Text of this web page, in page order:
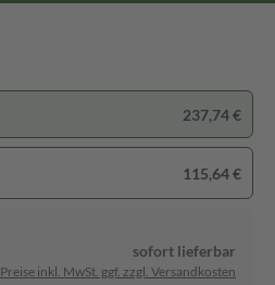
237,74 €
115,64 €
sofort lieferbar
Preise inkl. MwSt. ggf. zzgl. Versandkosten